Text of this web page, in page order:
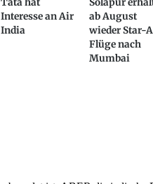
Tata hat
Interesse an Air
India
Solapur
ab August
wieder Star-
Flüge nach
Mumbai